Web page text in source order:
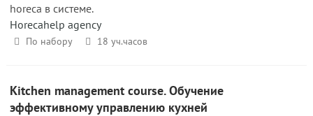
horeca в системе.
Horecahelp agency
По набору 18 уч.часов
Кitchen management course. Обучение
эффективному управлению кухней